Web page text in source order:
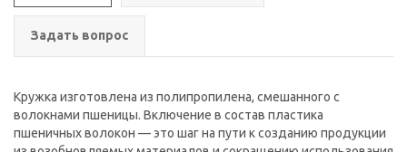
Задать вопрос
Кружка изготовлена из полипропилена, смешанного с
волокнами пшеницы. Включение в состав пластика
пшеничных волокон — это шаг на пути к созданию продукции